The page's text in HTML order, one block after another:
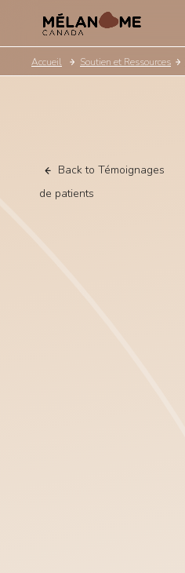
Accueil Soutien et Ressources
Back to Témoignages
de patients